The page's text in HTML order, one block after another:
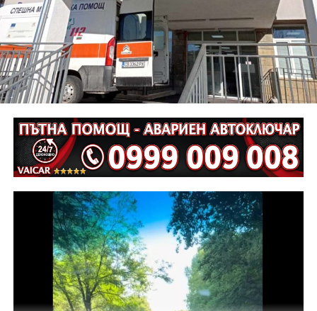
Г. Г., на 61 години.
Неотложните следствени действия са извършени от
екип на ОД на МВР – Габрово съвместно с
автоексперт, като на място са изготвени и снимки.
Извършена е аутопсия на тялото на пострадалия и е
назначена съдебномедицинска експертиза.
Предстои назначаването на автотехническа
експертиза относно причините и механизма на
възникналото пътнотранспортно произшествие.
На полицейските органи са възложени оперативно –
издирвателни мероприятия, свързани с
установяване на предходно преминали по трасето
на инкриминираната дата моторни превозни
средства, с евентуално последвало
компрометиране на пътната настилка.